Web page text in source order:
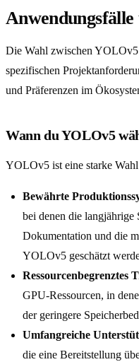
Die Wahl zwischen
spezifischen
und Präferenzen im
Wann du YOLOv5
YOLOv5 ist eine starke
Bewährte
bei denen die
Dokumentation und die
YOLOv5 geschätzt
Ressourcenbegrenztes
GPU-Ressourcen, in
der geringere
Umfangreiche
die eine Bereitstellung